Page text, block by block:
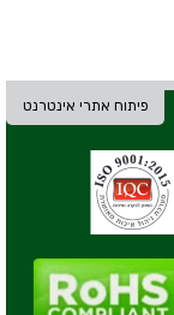
פיתוח אתרי אינטרנט